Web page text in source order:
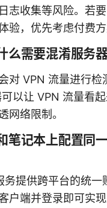
志收集等风险。若
验，优先考虑付费方
么需要混淆服务器
对 VPN 流量进行检
以让 VPN 流量看
网络限制。
笔记本上配置同
务提供跨平台的统一
户端并登录即可实现